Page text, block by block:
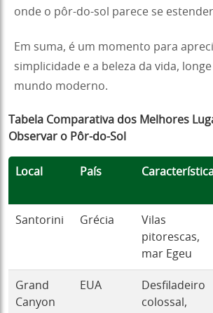
onde o pôr-do-sol parece se
Em suma, é um momento para
simplicidade e a beleza da vida,
mundo moderno.
Tabela Comparativa dos Melhores
Observar o Pôr-do-Sol
Local País
Santorini Grécia
Vilas
pitorescas,
mar Egeu
Grand
Canyon
EUA
Desfiladeiro
colossal,